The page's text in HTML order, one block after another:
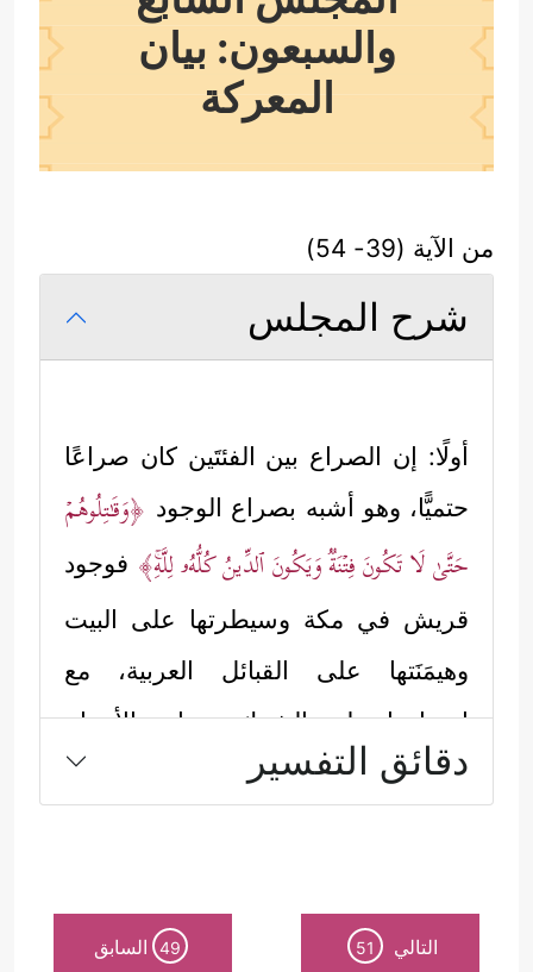
والسبعون: بيان
المعركة
من الآية (39- 54)
شرح المجلس
أولًا: إن الصراع بين الفئتَين كان صراعًا
حتميًّا، وهو أشبه بصراع الوجود ﴿وَقَـٰتِلُوهُمۡ
حَتَّىٰ لَا تَكُونَ فِتۡنَةࣱ وَیَكُونَ ٱلدِّینُ كُلُّهُۥ لِلَّهِۚ﴾ فوجود
قريش في مكة وسيطرتها على البيت
وهيمَنَتها على القبائل العربية، مع
إصرارها على الشرك وعبادة الأصنام
ومحاربة التوحيد وأهله، كلُّ هذا يجعل
باتجاه المصادمة لحكمةٍ قدَّرَها الله
دقائق التفسير
التالي 51
49 السابق